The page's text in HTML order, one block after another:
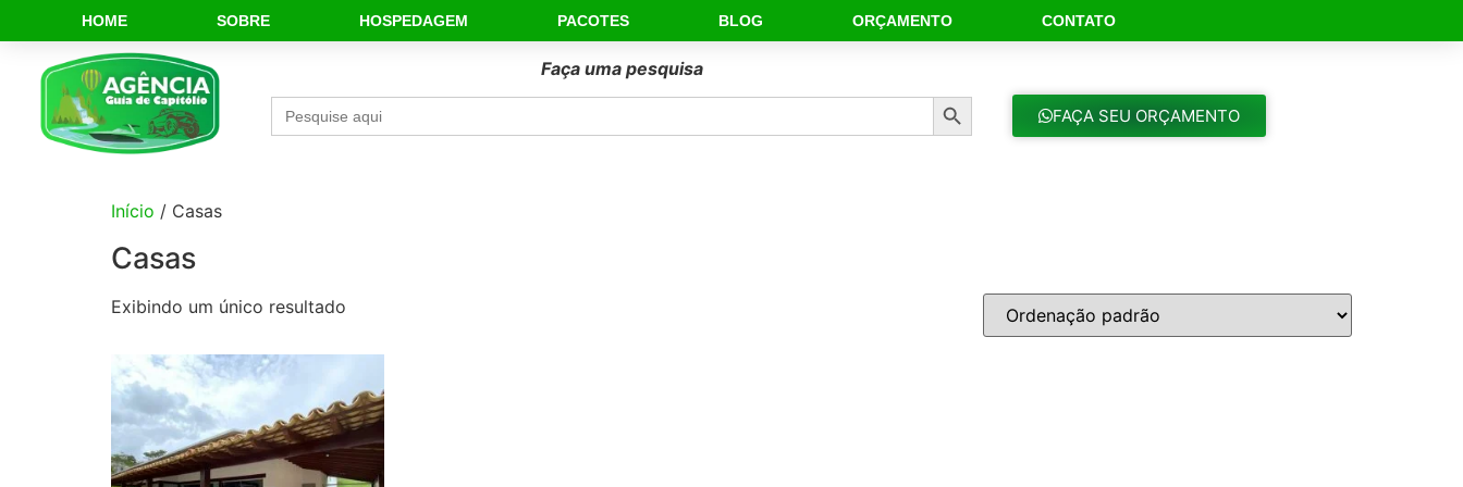
HOME SOBRE HOSPEDAGEM PACOTES BLOG ORÇAMENTO CONTATO
Faça uma pesquisa
Search
for:
Search Button
FAÇA SEU ORÇAMENTO
Início / Casas
Casas
Exibindo um único resultado